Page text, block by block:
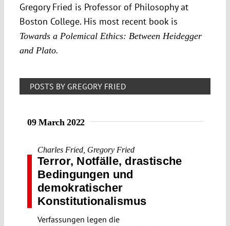
Gregory Fried is Professor of Philosophy at
Boston College. His most recent book is
Towards a Polemical Ethics: Between Heidegger
and Plato.
POSTS BY GREGORY FRIED
09 March 2022
Charles Fried Gregory Fried
Terror, Notfälle, drastische
Bedingungen und
demokratischer
Konstitutionalismus
Verfassungen legen die